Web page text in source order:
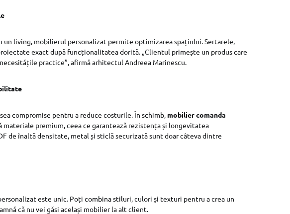
un living, mobilierul personalizat permite optimizarea spațiului. Sertarele,
exact după funcționalitatea dorită. „Clientul primește un produs care
practice”, afirmă arhitectul Andreea Marinescu.
compromise pentru a reduce costurile. În schimb, mobilier comanda
materiale premium, ceea ce garantează rezistența și longevitatea
de înaltă densitate, metal și sticlă securizată sunt doar câteva dintre
este unic. Poți combina stiluri, culori și texturi pentru a crea un
că nu vei găsi același mobilier la alt client.